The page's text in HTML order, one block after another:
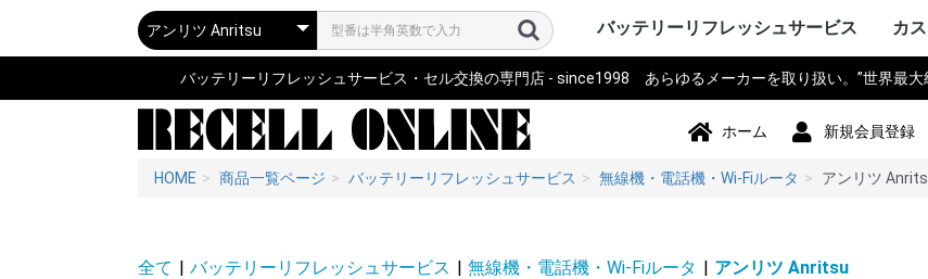
バッテリーリフレッシュサービス
パソコン PC・サーバー・周辺機
器
ソ
パ
東
ア
カ
ビ
コ
シ
デ
三
hp
ッ
イ
日
富
サ
ア
エ
飯
レ
工
マ
オ
ク
ア
マ
そ
測量機器 ト
ソ
ニ
ペ
横
ラ
オ
ト
フ
タ
そ
計測器・測定器・分析計
クス
日
マ
テ
A&D
hp
ッ
横
岩通
日
キ
テ
ア
オ
三
東
オ
コ
日
フ
そ
電動工具 マ
パ
泉
ル
東
KTC
イ
ダ
ッ
イ
ス
ン
パ
シ
そ
作業機器・検査機器・整備 古
住
三
マ
ム
富
沖
NEC
フ
パ
下
山
そ
電動アシスト自転車・eBIKE・車
椅子
ヤ
ブ
パ
サ
ホ
サ
ミ
丸
ス
ホ
シ
ヤ
大
カ
ト
カ
ジ
そ
カメラ・ストロボ・ライト系・
投光器・顕微鏡
ソ
IDX
クス
パ
シ
ビ
バ
キ
ポ
ム
オ
コ
シー
フ
カ
シ
ン
東
そ
アイボ AIBO SONY
ロボット・コントローラ
コ
ボ
そ
オーディオ・ビジュアル・モニ
ター
ア
ソ
パ
JBL
パ
シ
カ
エ
京
東
NEC
ド
TOA
ツ
ル
そ
スマホ・タブレット・PDA・そ
の他端末
ド
au
NEC
日
hp
ッ
シ
富
パ
カ
東
そ
プリンター・スキャナー シ
ペ
エ
キ
ブ
hp
ッ
オ
パ
東
SII
ル
リ
三
マ
カ
ス
日
そ
電源モジュール・ポータブルバ
ッテリー
パ
NEP
ック
ア
エ
バ
サ
JTT
ニ
ョ
そ
無線機・電話機・Wi-Fiルータ ア
三
パ
ケ
東
八
富
ラ
ス
日
パ
ビ
沖
ア
新
松
岩
シ
信
ア
サ
ト
信
京
そ
ドローン・ラジコン・テレコ
ン・リモコン
DJI
発
田
エ
東
子
JR
大
ッ
日
金
ア
長
三菱
日立
そ
パーソナルモビリティ・電動カ
ート
そ
ハンディーターミナル・コード
リーダー
キ
デ
八
エ
カ
シ
東
セ
パ
富
キ
モ
ウ
そ
ナビ・自動車バイク アクセサリ
ー
ック
ユ
ー
そ
掃除機・洗浄機・空調関連 シ
ダ
ブ
ー
ド
パ
ナル
ジ
サ
日
東
株
ボ
ツ
技研
CCP
マ
ケル
ア
そ
コードレスフォン
パ
ラ
日
ナ
ア
タ
東
ソ
そ
通信カラオケ・デンモク
誘導非常灯・住設警報機器
パ
東
古
日
三
大
オ
岩
三
ー
新
TOA
日
GS
三
日
ジ
ジ
そ
住宅設備・施設設備
パ
三
ヨー
三
ー
GS
フト
GS
セ
ド
そ
バックアップ電源・UPS(無停電
電源装置)
APC
オ
NTT
そ
事務機器・辞書・計算機・タイ
ムレコーダー
ア
SII
ル
ック
そ
健康・美容家電
ッ
マ
ド
日立
ヒ
ナ
そ
ポンプ
農業・園芸・除雪機
おもちゃ・楽器・釣具・レジャ
ー
Panasonic SANYO FDK
その他
カ
バッテリーリフレッシュサービス・セル交換の専門店 - since1998 あらゆるメーカーを取り扱い。”世界最大
ホーム 新規会員登録
HOME 商品一覧ページ バッテリーリフレッシュサービス 無線機・電話機・Wi-Fiルータ アンリツ
全て | バッテリーリフレッシュサービス | 無線機・電話機・Wi-Fiルータ | アンリツ Anritsu